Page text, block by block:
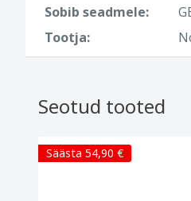
Sobib seadmele:
Tootja:
Seotud tooted
Säästa 54,90 €